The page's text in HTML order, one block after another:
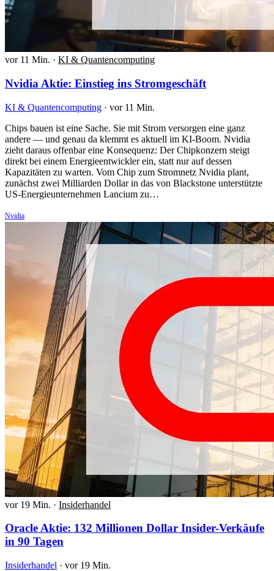
vor 11 Min. · KI & Quantencomputing
Nvidia Aktie: Einstieg ins Stromgeschäft
KI & Quantencomputing · vor 11 Min.
Chips bauen ist eine Sache. Sie mit Strom versorgen eine ganz
andere — und genau da klemmt es aktuell im KI-Boom. Nvidia
zieht daraus offenbar eine Konsequenz: Der Chipkonzern steigt
direkt bei einem Energieentwickler ein, statt nur auf dessen
Kapazitäten zu warten. Vom Chip zum Stromnetz Nvidia plant,
zunächst zwei Milliarden Dollar in das von Blackstone unterstützte
US-Energieunternehmen Lancium zu…
Nvidia
vor 19 Min. · Insiderhandel
Oracle Aktie: 132 Millionen Dollar Insider-Verkäufe
in 90 Tagen
Insiderhandel · vor 19 Min.